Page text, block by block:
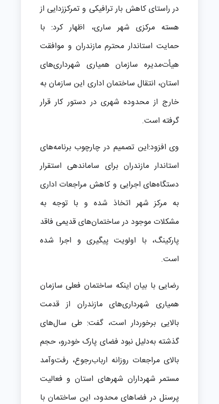
در راستای کاهش بار ترافیکی و تمرکززدایی از
هسته مرکزی شهر ساری، اظهار کرد: با
حمایت استاندار محترم مازندران و موافقت
هیأت‌مدیره سازمان همیاری شهرداری‌های
استان، انتقال ساختمان اداری این سازمان به
خارج از محدوده شهری در دستور کار قرار
گرفته است.
وی افزود:این تصمیم در چارچوب برنامه‌های
استاندار مازندران برای ساماندهی استقرار
دستگاه‌های اجرایی و کاهش مراجعات اداری
به مرکز شهر اتخاذ شده و با توجه به
مشکلات موجود در ساختمان‌های قدیمی فاقد
پارکینگ، با اولویت پیگیری و اجرا شده
است.
رضایی با بیان اینکه ساختمان فعلی سازمان
همیاری شهرداری‌های مازندران از قدمت
بالایی برخوردار است، گفت: طی سال‌های
گذشته به‌دلیل نبود فضای پارک خودرو، حجم
بالای مراجعات روزانه ارباب‌رجوع، رفت‌وآمد
مستمر شهرداران شهرهای استان و فعالیت
پرسنل در فضاهای محدود، این ساختمان با